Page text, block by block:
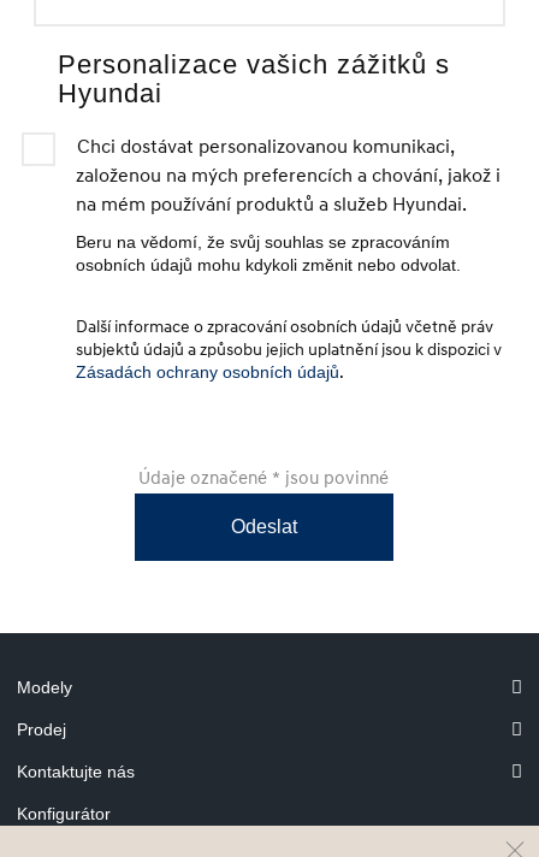
Personalizace vašich zážitků s
Hyundai
Chci dostávat personalizovanou komunikaci,
založenou na mých preferencích a chování, jakož i
na mém používání produktů a služeb Hyundai.
Beru na vědomí, že svůj souhlas se zpracováním
osobních údajů mohu kdykoli změnit nebo odvolat.
Další informace o zpracování osobních údajů včetně práv
subjektů údajů a způsobu jejich uplatnění jsou k dispozici v
Zásadách ochrany osobních údajů.
Údaje označené * jsou povinné
Odeslat
Modely
Prodej
Kontaktujte nás
Konfigurátor